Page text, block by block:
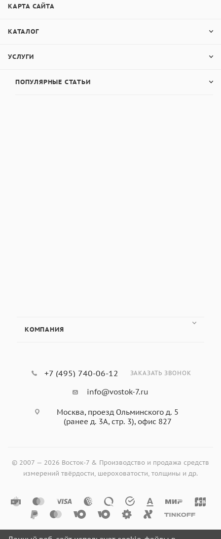
КАРТА САЙТА
КАТАЛОГ
УСЛУГИ
ПОПУЛЯРНЫЕ СТАТЬИ
КОМПАНИЯ
+7 (495) 740-06-12 ЗАКАЗАТЬ ЗВОНОК
info@vostok-7.ru
Москва, проезд Ольминского д. 5
(ранее д. 3А, стр. 3), офис 827
© 2007 — 2026 Восток-7 & Производство и продажа средств
измерений твёрдости, шероховатости, толщины и др.